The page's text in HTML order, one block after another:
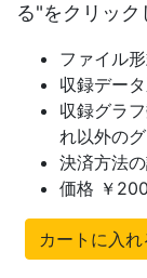
る"をクリック
ファイル
収録デー
収録グラ
れ以外の
決済方法
価格 ￥
カートに入れ